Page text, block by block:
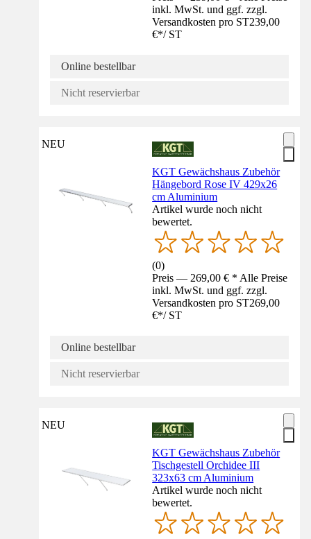
inkl. MwSt. und ggf. zzgl.
Versandkosten pro ST239,00
€*/ ST
Online bestellbar
Nicht reservierbar
NEU
KGT Gewächshaus Zubehör
Hängebord Rose IV 429x26
cm Aluminium
Artikel wurde noch nicht
bewertet.
(0)
Preis — 269,00 € * Alle Preise
inkl. MwSt. und ggf. zzgl.
Versandkosten pro ST269,00
€*/ ST
Online bestellbar
Nicht reservierbar
NEU
KGT Gewächshaus Zubehör
Tischgestell Orchidee III
323x63 cm Aluminium
Artikel wurde noch nicht
bewertet.